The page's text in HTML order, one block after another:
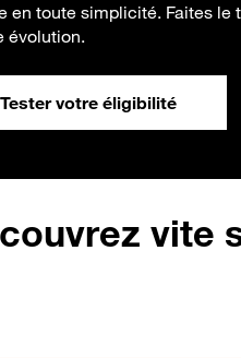
en toute simplicité. Faites le
évolution.
Tester votre éligibilité
vite